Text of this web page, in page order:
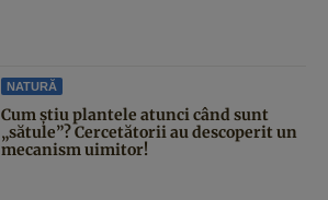
NATURĂ
Cum știu plantele atunci când sunt
„sătule”? Cercetătorii au descoperit un
mecanism uimitor!